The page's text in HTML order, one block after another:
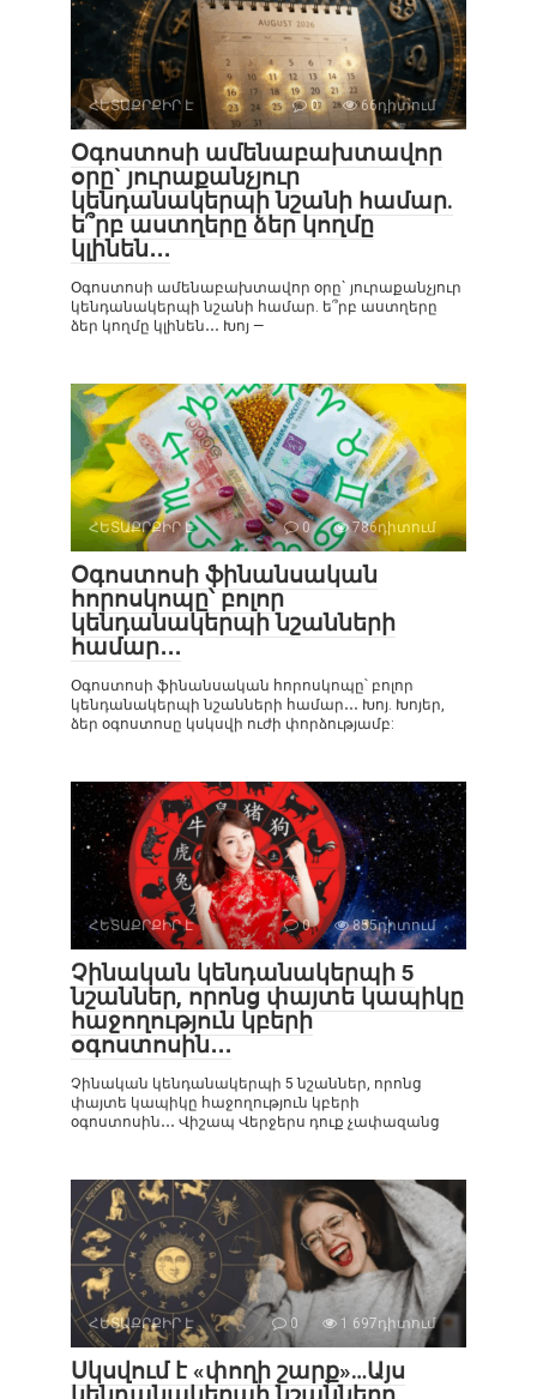
ՀԵՏԱՔՐՔԻՐ Է 0 66դիտում
Օգոստոսի ամենաբախտավոր
օրը` յուրաքանչյուր
կենդանակերպի նշանի համար.
ե՞րբ աստղերը ձեր կողմը
կլինեն․․․
Օգոստոսի ամենաբախտավոր օրը` յուրաքանչյուր
կենդանակերպի նշանի համար. ե՞րբ աստղերը
ձեր կողմը կլինեն․․․ Խոյ —
ՀԵՏԱՔՐՔԻՐ Է 0 786դիտում
Օգոստոսի ֆինանսական
հորոսկոպը՝ բոլոր
կենդանակերպի նշանների
համար․․․
Օգոստոսի ֆինանսական հորոսկոպը՝ բոլոր
կենդանակերպի նշանների համար․․․ Խոյ. Խոյեր,
ձեր օգոստոսը կսկսվի ուժի փորձությամբ:
ՀԵՏԱՔՐՔԻՐ Է 0 855դիտում
Չինական կենդանակերպի 5
նշաններ, որոնց փայտե կապիկը
հաջողություն կբերի
օգոստոսին․․․
Չինական կենդանակերպի 5 նշաններ, որոնց
փայտե կապիկը հաջողություն կբերի
օգոստոսին․․․ Վիշապ Վերջերս դուք չափազանց
ՀԵՏԱՔՐՔԻՐ Է 0 1 697դիտում
Սկսվում է «փողի շարք»…Այս